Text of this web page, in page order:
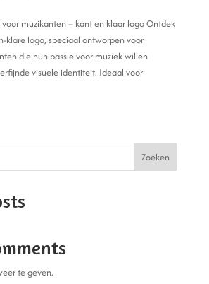
voor muzikanten – kant en klaar logo Ontdek
klare logo, speciaal ontworpen voor
die hun passie voor muziek willen
visuele identiteit. Ideaal voor
Zoeken
te geven.